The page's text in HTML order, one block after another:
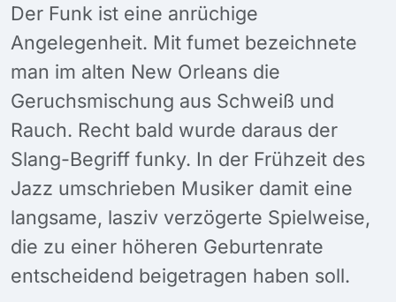
Der Funk ist eine anrüchige
Angelegenheit. Mit fumet bezeichnete
man im alten New Orleans die
Geruchsmischung aus Schweiß und
Rauch. Recht bald wurde daraus der
Slang-Begriff funky. In der Frühzeit des
Jazz umschrieben Musiker damit eine
langsame, lasziv verzögerte Spielweise,
die zu einer höheren Geburtenrate
entscheidend beigetragen haben soll.